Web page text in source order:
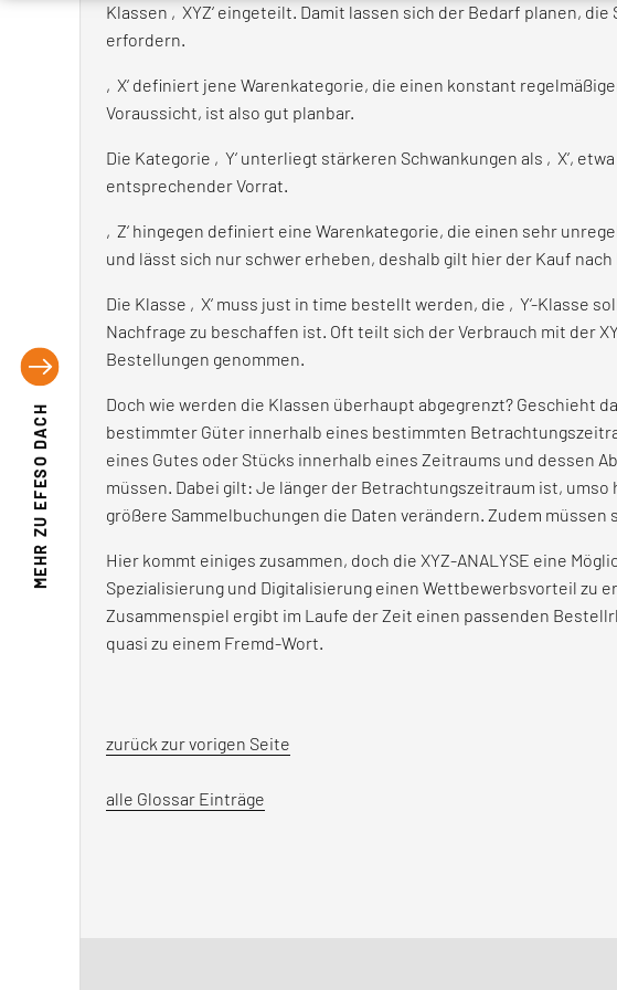
MEHR ZU
EFESO DACH
Klassen ‚XYZ‘ eingeteilt. Damit lassen sich der Bedarf planen,
erfordern.
‚X‘ definiert jene Warenkategorie, die einen konstant
Voraussicht, ist also gut planbar.
Die Kategorie ‚Y‘ unterliegt stärkeren Schwankungen als ‚X‘,
entsprechender Vorrat.
‚Z‘ hingegen definiert eine Warenkategorie, die einen sehr
und lässt sich nur schwer erheben, deshalb gilt hier der Kauf
Die Klasse ‚X‘ muss just in time bestellt werden, die ‚Y‘-Klasse
Nachfrage zu beschaffen ist. Oft teilt sich der Verbrauch mit der
Bestellungen genommen.
Doch wie werden die Klassen überhaupt abgegrenzt? Geschieht
bestimmter Güter innerhalb eines bestimmten
eines Gutes oder Stücks innerhalb eines Zeitraums und dessen
müssen. Dabei gilt: Je länger der Betrachtungszeitraum ist,
größere Sammelbuchungen die Daten verändern. Zudem
Hier kommt einiges zusammen, doch die XYZ-ANALYSE eine
Spezialisierung und Digitalisierung einen Wettbewerbsvorteil zu
Zusammenspiel ergibt im Laufe der Zeit einen passenden
quasi zu einem Fremd-Wort.
zurück zur vorigen Seite
alle Glossar Einträge